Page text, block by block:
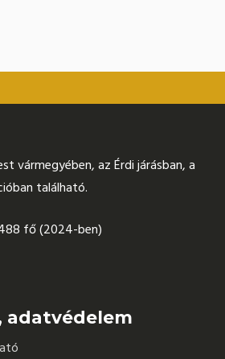
vármegyében, az Érdi járásban, a
található.
fő (2024-ben)
adatvédelem